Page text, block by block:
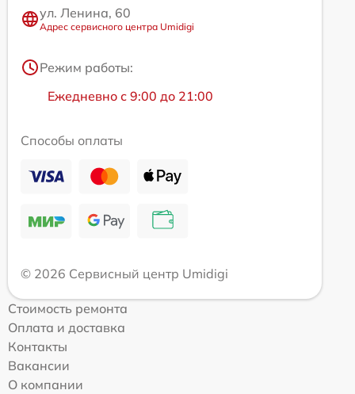
ул. Ленина, 60
Адрес сервисного центра Umidigi
Режим работы:
Ежедневно с 9:00 до 21:00
Способы оплаты
© 2026 Сервисный центр Umidigi
Стоимость ремонта
Оплата и доставка
Контакты
Вакансии
О компании